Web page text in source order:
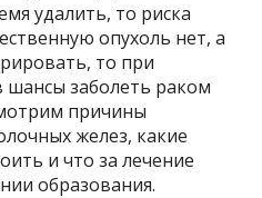
удалить, то риска
опухоль нет, а
то при
шансы заболеть раком
причины
желез, какие
и что за лечение
образования.